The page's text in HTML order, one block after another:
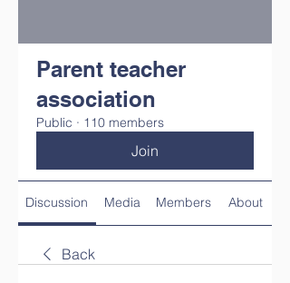
Parent teacher
association
Public · 110 members
Join
Discussion Media Members About
Back